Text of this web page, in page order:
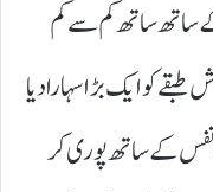
ساتھ ساتھ کم سے کم
کو ایک بڑا سہارا دیا
نفس کے ساتھ پوری کر